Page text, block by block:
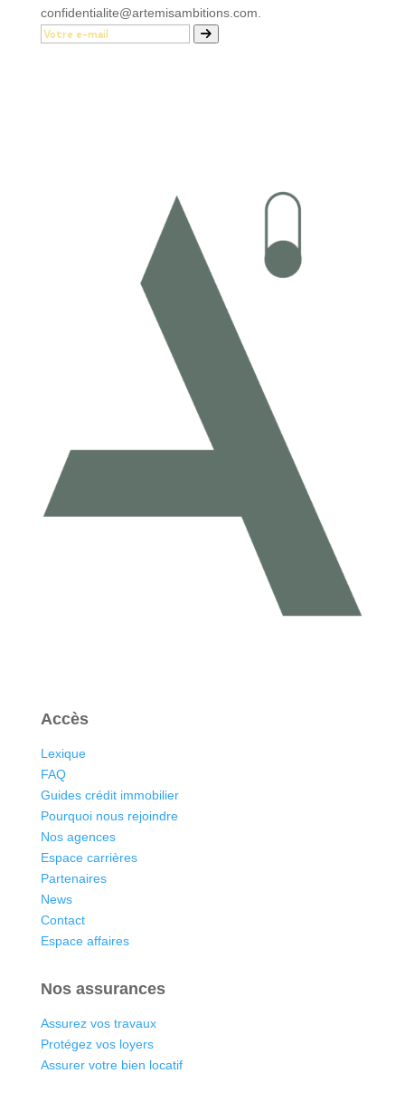
confidentialite@artemisambitions.com.
Accès
Lexique
FAQ
Guides crédit immobilier
Pourquoi nous rejoindre
Nos agences
Espace carrières
Partenaires
News
Contact
Espace affaires
Nos assurances
Assurez vos travaux
Protégez vos loyers
Assurer votre bien locatif